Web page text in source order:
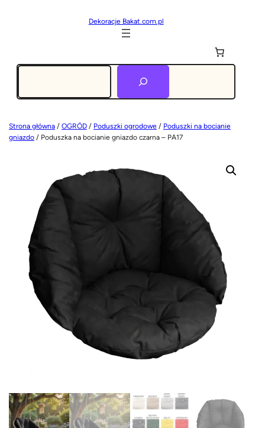
Dekoracje Bakat.com.pl
Szukaj
Strona główna /OGRÓD / Poduszki ogrodowe / Poduszki na bocianie
gniazdo / Poduszka na bocianie gniazdo czarna – PA17